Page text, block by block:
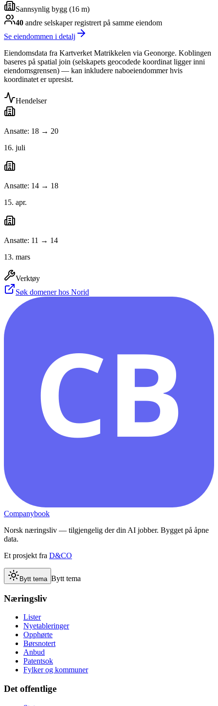
Sannsynlig bygg (16 m)
40 andre selskaperregistrert på samme eiendom
Se eiendommen i detalj
Eiendomsdata fra Kartverket Matrikkelen via Geonorge. Koblingen
baseres på spatial join (selskapets geocodede koordinat ligger inni
eiendomsgrensen) — kan inkludere naboeiendommer hvis
koordinatet er upresist.
Hendelser
Ansatte: 18 → 20
16. juli
Ansatte: 14 → 18
15. apr.
Ansatte: 11 → 14
13. mars
Verktøy
Søk domener hos Norid
CB
Companybook
Norsk næringsliv — tilgjengelig der din AI jobber. Bygget på åpne
data.
Et prosjekt fra D&CO
Bytt tema Bytt tema
Næringsliv
Lister
Nyetableringer
Opphørte
Børsnotert
Anbud
Patentsok
Fylker og kommuner
Det offentlige